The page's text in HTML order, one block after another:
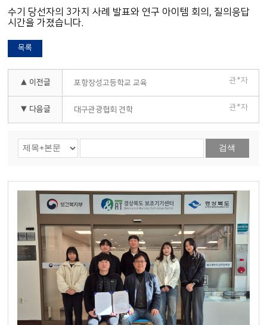
수기 당선자의 3가지 사례 발표와 연구 아이템 회의, 질의응답
시간을 가졌습니다.
목록
▲ 이전글 포항장성고등학교 교육 관*자
▼ 다음글 대구관광협회 견학 관*자
검색